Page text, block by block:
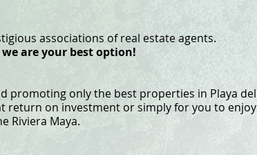
associations of real estate agents.
are your best option!
promoting only the best properties in Playa del
return on investment or simply for you to enjoy
Riviera Maya.